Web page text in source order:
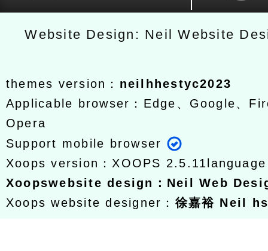
Website Design: Neil Website
themes version： neilhhestyc2023
Applicable browser：Edge、Google、
Opera
Support mobile browser
Xoops version： XOOPS 2.5.11
Xoopswebsite design ： Neil Web
Xoops website designer： 徐嘉裕 Neil